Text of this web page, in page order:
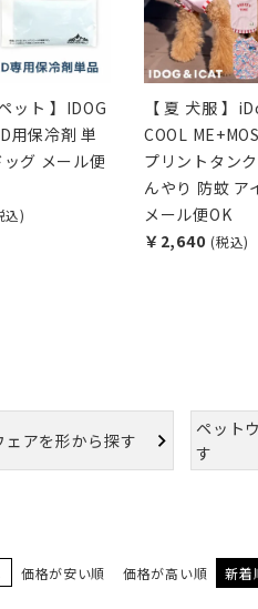
ット 】IDOG
用保冷剤 単
グ メール便
込)
【 夏 犬服 】
COOL
プリントタン
んやり 防蚊 ア
メール便OK
￥2,640 (税込)
ェアを形から探す
ペット
す
価格が安い順 価格が高い順 新着